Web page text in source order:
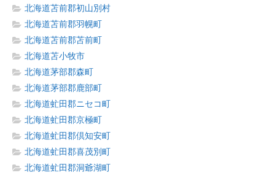
北海道苫前郡初山別村
北海道苫前郡羽幌町
北海道苫前郡苫前町
北海道苫小牧市
北海道茅部郡森町
北海道茅部郡鹿部町
北海道虻田郡ニセコ町
北海道虻田郡京極町
北海道虻田郡倶知安町
北海道虻田郡喜茂別町
北海道虻田郡洞爺湖町